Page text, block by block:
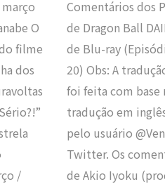
O
filme
dos
/
Comentários dos
de Dragon Ball
de Blu-ray
20) Obs: A
foi feita com base
tradução em
pelo usuário
Twitter. Os
de Akio Iyoku